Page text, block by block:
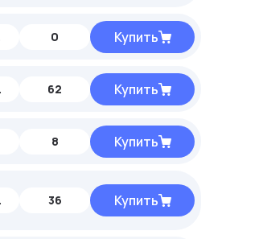
0 Купить
62 Купить
8 Купить
36 Купить